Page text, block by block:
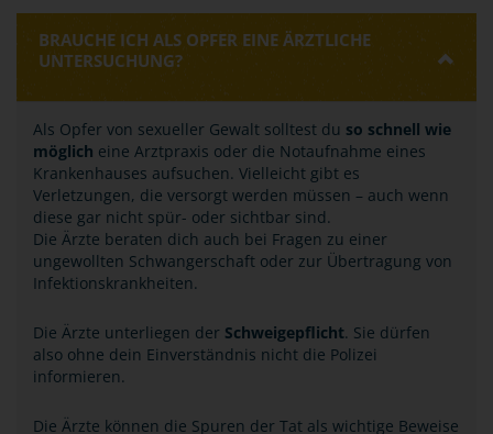
BRAUCHE ICH ALS OPFER EINE ÄRZTLICHE
UNTERSUCHUNG?
Als Opfer von sexueller Gewalt solltest du so schnell wie
möglich eine Arztpraxis oder die Notaufnahme eines
Krankenhauses aufsuchen. Vielleicht gibt es
Verletzungen, die versorgt werden müssen – auch wenn
diese gar nicht spür- oder sichtbar sind.
Die Ärzte beraten dich auch bei Fragen zu einer
ungewollten Schwangerschaft oder zur Übertragung von
Infektionskrankheiten.
Die Ärzte unterliegen der Schweigepflicht. Sie dürfen
also ohne dein Einverständnis nicht die Polizei
informieren.
Die Ärzte können die Spuren der Tat als wichtige Beweise